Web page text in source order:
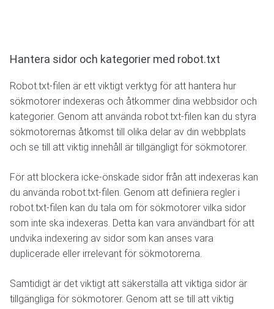
Hantera sidor och kategorier med robot.txt
Robot.txt-filen är ett viktigt verktyg för att hantera hur
sökmotorer indexeras och åtkommer dina webbsidor och
kategorier. Genom att använda robot.txt-filen kan du styra
sökmotorernas åtkomst till olika delar av din webbplats
och se till att viktig innehåll är tillgängligt för sökmotorer.
För att blockera icke-önskade sidor från att indexeras kan
du använda robot.txt-filen. Genom att definiera regler i
robot.txt-filen kan du tala om för sökmotorer vilka sidor
som inte ska indexeras. Detta kan vara användbart för att
undvika indexering av sidor som kan anses vara
duplicerade eller irrelevant för sökmotorerna.
Samtidigt är det viktigt att säkerställa att viktiga sidor är
tillgängliga för sökmotorer. Genom att se till att viktig